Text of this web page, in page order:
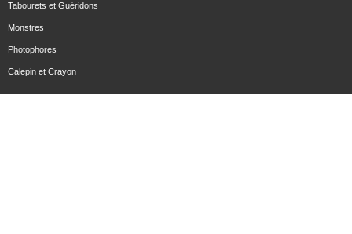
Tabourets et Guéridons
Monstres
Photophores
Calepin et Crayon